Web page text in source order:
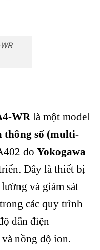
WRlà một model
thông số (multi-
do Yokogawa
Đây là thiết bị
và giám sát
các quy trình
dẫn điện
nồng độ ion.